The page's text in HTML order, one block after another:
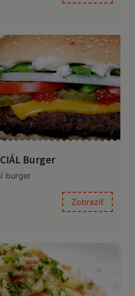
Burger
burger
Zobraziť